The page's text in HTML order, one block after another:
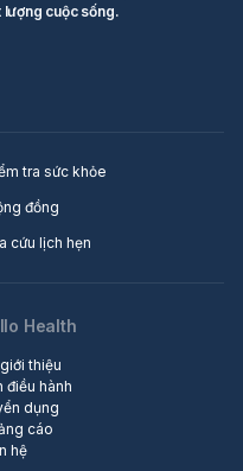
lượng cuộc sống.
tra sức khỏe
đồng
cứu lịch hẹn
Health
thiệu
điều hành
dụng
cáo
hệ